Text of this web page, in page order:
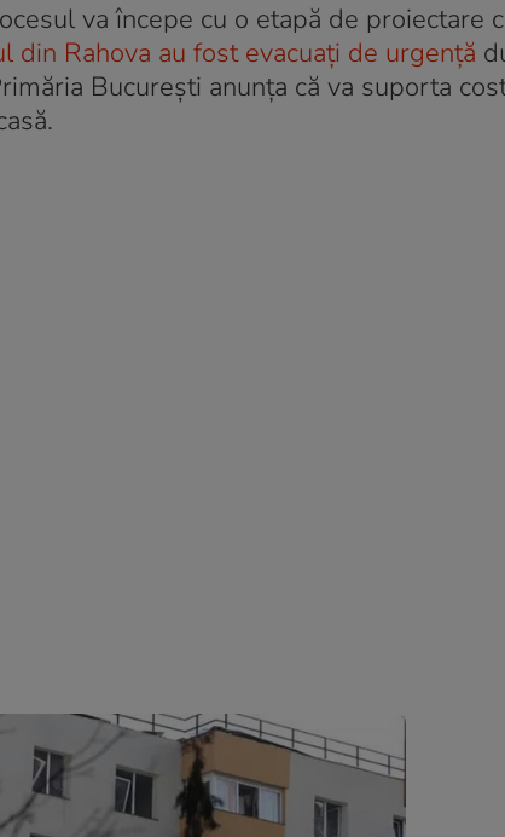
va începe cu o etapă de proiectare
din Rahova au fost evacuați de urgență
București anunța că va suporta